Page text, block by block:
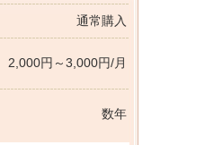
通常購入
2,000円～3,000円/月
数年